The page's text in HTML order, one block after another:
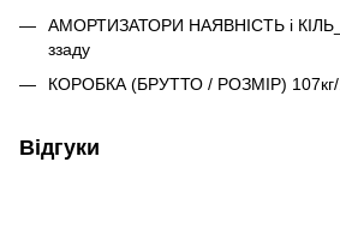
АМОРТИЗАТОРИ НАЯВНІСТЬ і
ззаду
КОРОБКА (БРУТТО / РОЗМІР) 107кг/
Відгуки